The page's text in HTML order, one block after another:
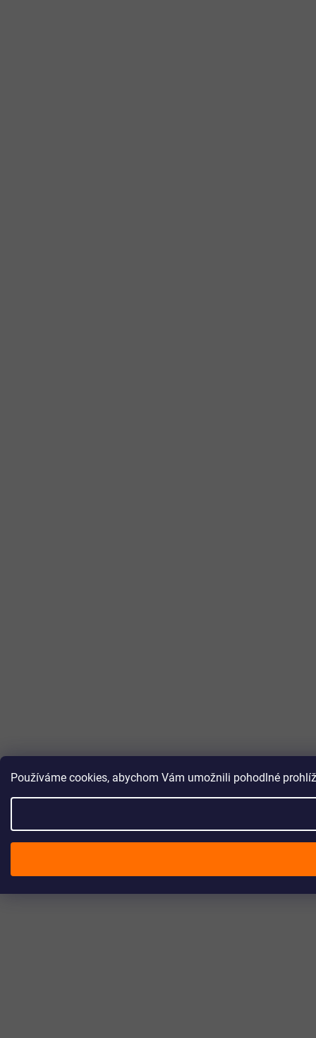
Používáme cookies, abychom Vám umožnili pohodlné